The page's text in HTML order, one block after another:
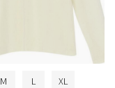
M L XL